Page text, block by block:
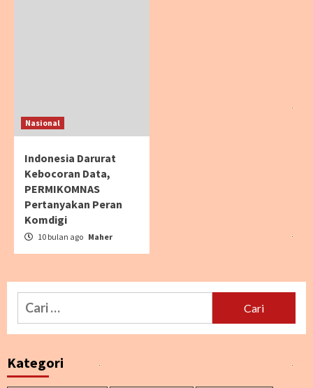
Nasional
Indonesia Darurat
Kebocoran Data,
PERMIKOMNAS
Pertanyakan Peran
Komdigi
10 bulan ago Maher
Cari
untuk:
Kategori